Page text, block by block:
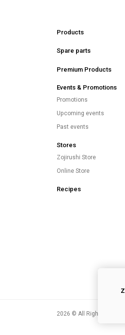
Products
Spare parts
Premium Products
Events & Promotions
Promotions
Upcoming events
Past events
Stores
Zojirushi Store
Online Store
Recipes
2026 © All Rights